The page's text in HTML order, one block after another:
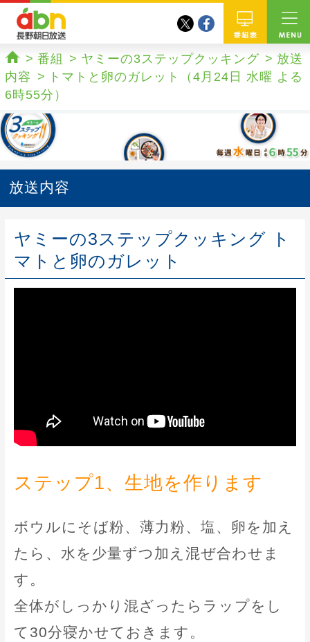
番組
twitterfacebook
ホーム
番組 ヤミーの3ステップクッキング
放送
内容
トマトと卵のガレット（4月24日 水曜 よる
6時55分）
放送内容
ヤミーの3ステップクッキング ト
マトと卵のガレット
ステップ1、生地を作ります
ボウルにそば粉、薄力粉、塩、卵を加え
たら、水を少量ずつ加え混ぜ合わせま
す。
全体がしっかり混ざったらラップをし
て30分寝かせておきます。